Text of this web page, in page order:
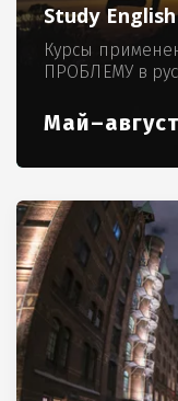
Study
Курсы
ПРОБЛЕМУ в